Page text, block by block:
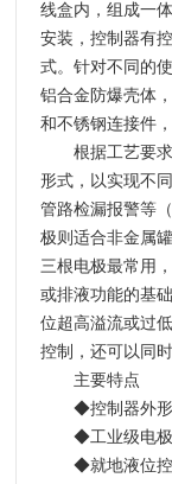
线盒内，组成一
安装，控制器有
式。针对不同的
铝合金防爆壳体
和不锈钢连接件
根据工艺要
形式，以实现不
管路检漏报警等
极则适合非金属
三根电极最常用
或排液功能的基
位超高溢流或过
控制，还可以同
主要特点
◆控制器外
◆工业级电
◆就地液位